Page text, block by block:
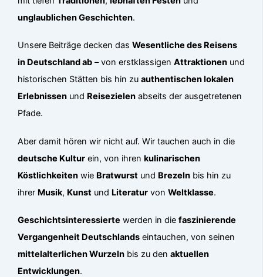
unglaublichen Geschichten.
Unsere Beiträge decken dasWesentliche des Reisens
in Deutschland ab – von erstklassigenAttraktionen und
historischen Stätten bis hin zuauthentischen lokalen
Erlebnissen und Reisezielen abseits der ausgetretenen
Pfade.
Aber damit hören wir nicht auf. Wir tauchen auch in die
deutsche Kultur ein, von ihrenkulinarischen
Köstlichkeiten wie Bratwurst und Brezeln bis hin zu
ihrer Musik, Kunst und Literatur vonWeltklasse.
Geschichtsinteressierte werden in diefaszinierende
Vergangenheit Deutschlands eintauchen, von seinen
mittelalterlichen Wurzeln bis zu denaktuellen
Entwicklungen.